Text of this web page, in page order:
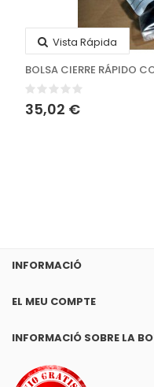
Vista Rápida
BOLSA CIERRE RÁPIDO
35,02 €
INFORMACIÓ
EL MEU COMPTE
INFORMACIÓ SOBRE LA